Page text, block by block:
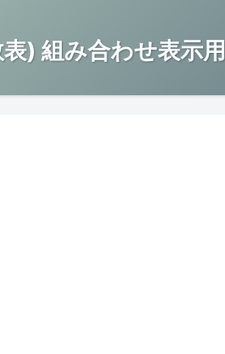
) 組み合わせ表示